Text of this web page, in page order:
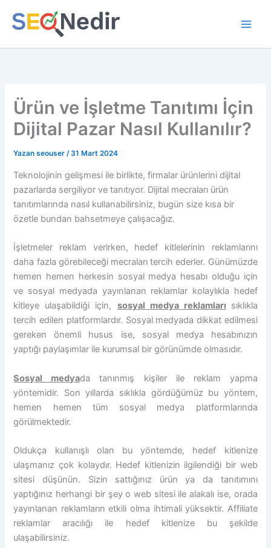
atla
Ürün ve İşletme Tanıtımı İçin
Dijital Pazar Nasıl Kullanılır?
Yazan seouser/31 Mart 2024
Teknolojinin gelişmesi ile birlikte, firmalar ürünlerini dijital
pazarlarda sergiliyor ve tanıtıyor. Dijital mecraları ürün
tanıtımlarında nasıl kullanabilirsiniz, bugün size kısa bir
özetle bundan bahsetmeye çalışacağız.
İşletmeler reklam verirken, hedef kitlelerinin reklamlarını
daha fazla görebileceği mecraları tercih ederler. Günümüzde
hemen hemen herkesin sosyal medya hesabı olduğu için
ve sosyal medyada yayınlanan reklamlar kolaylıkla hedef
kitleye ulaşabildiği için, sosyal medya reklamları sıklıkla
tercih edilen platformlardır. Sosyal medyada dikkat edilmesi
gereken önemli husus ise, sosyal medya hesabınızın
yaptığı paylaşımlar ile kurumsal bir görünümde olmasıdır.
Sosyal medyada tanınmış kişiler ile reklam yapma
yöntemidir. Son yıllarda sıklıkla gördüğümüz bu yöntem,
hemen hemen tüm sosyal medya platformlarında
görülmektedir.
Oldukça kullanışlı olan bu yöntemde, hedef kitlenize
ulaşmanız çok kolaydır. Hedef kitlenizin ilgilendiği bir web
sitesi düşünün. Sizin sattığınız ürün ya da tanıtımını
yaptığınız herhangi bir şey o web sitesi ile alakalı ise, orada
yayınlanan reklamların etkili olma ihtimali yüksektir. Affiliate
reklamlar aracılığı ile hedef kitlenize bu şekilde
ulaşabilirsiniz.